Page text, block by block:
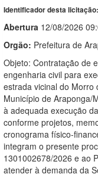
Identificador desta licitação:
Abertura 12/08/2026
Orgão: Prefeitura de
Objeto: Contratação de
engenharia civil para
estrada vicinal do Morro
Município de Araponga/
à adequada execução
conforme projetos,
cronograma físico-
integram o presente
1301002678/2026 e ao
atender à demanda da